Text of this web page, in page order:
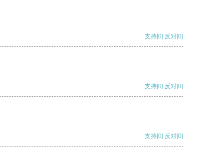
支持[0] 反对[0]
支持[0] 反对[0]
支持[0] 反对[0]